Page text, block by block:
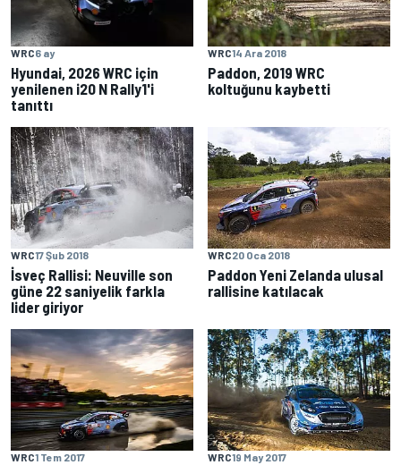
WRC6 ay
Hyundai, 2026 WRC için
yenilenen i20 N Rally1'i
tanıttı
WRC14 Ara 2018
Paddon, 2019 WRC
koltuğunu kaybetti
WRC17 Şub 2018
İsveç Rallisi: Neuville son
güne 22 saniyelik farkla
lider giriyor
WRC20 Oca 2018
Paddon Yeni Zelanda ulusal
rallisine katılacak
WRC1 Tem 2017 WRC19 May 2017